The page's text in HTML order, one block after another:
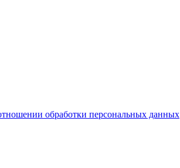
обработки персональных данных